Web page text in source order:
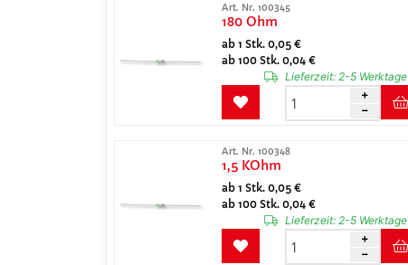
Art. Nr. 100345
180 Ohm
ab 1 Stk. 0,05 €
ab 100 Stk. 0,04 €
Lieferzeit: 2-5 Werktage
Art. Nr. 100348
1,5 KOhm
ab 1 Stk. 0,05 €
ab 100 Stk. 0,04 €
Lieferzeit: 2-5 Werktage